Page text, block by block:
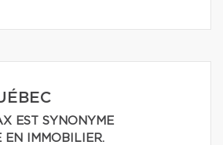
EST SYNONYME
EN IMMOBILIER.